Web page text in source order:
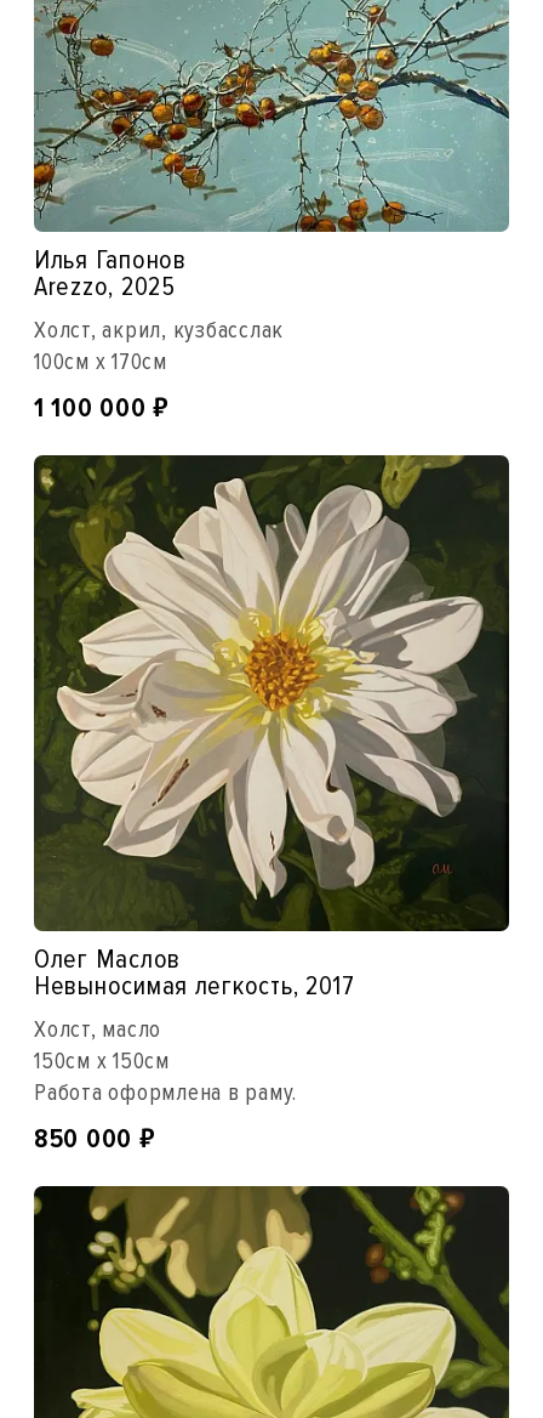
Илья Гапонов
Arezzo, 2025
Холст, акрил, кузбасслак
100см x 170см
1 100 000₽
Олег Маслов
Невыносимая легкость, 2017
Холст, масло
150см x 150см
Работа оформлена в раму.
850 000 ₽